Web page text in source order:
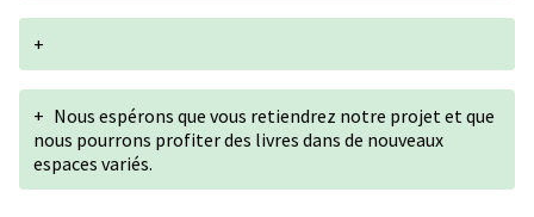
+
+ Nous espérons que vous retiendrez notre projet et que
nous pourrons profiter des livres dans de nouveaux
espaces variés.